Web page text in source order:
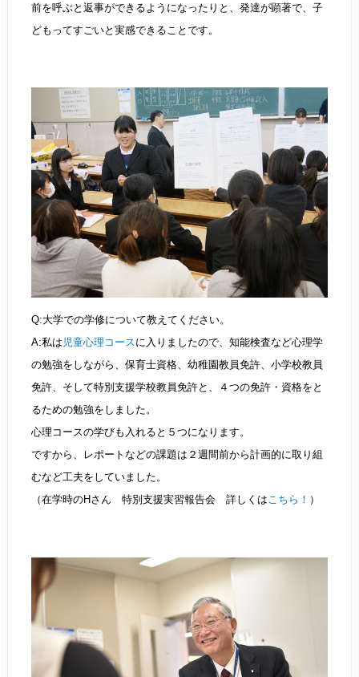
前を呼ぶと返事ができるようになったりと、発達が顕著で、子
どもってすごいと実感できることです。
Q:大学での学修について教えてください。
A:私は 児童心理コースに入りましたので、知能検査など心理学
の勉強をしながら、保育士資格、幼稚園教員免許、小学校教員
免許、そして特別支援学校教員免許と、４つの免許・資格をと
るための勉強をしました。
心理コースの学びも入れると５つになります。
ですから、レポートなどの課題は２週間前から計画的に取り組
むなど工夫をしていました。
（在学時のHさん 特別支援実習報告会 詳しくはこちら！ ）